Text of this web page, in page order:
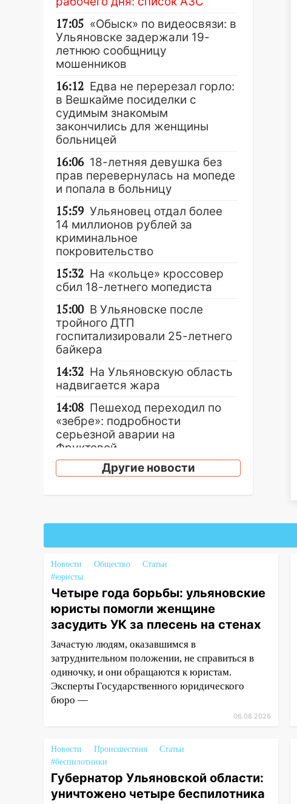
17:05 «Обыск» по видеосвязи: в
Ульяновске задержали 19-
летнюю сообщницу
мошенников
16:12 Едва не перерезал горло:
в Вешкайме посиделки с
судимым знакомым
закончились для женщины
больницей
16:06 18-летняя девушка без
прав перевернулась на мопеде
и попала в больницу
15:59 Ульяновец отдал более
14 миллионов рублей за
криминальное
покровительство
15:32 На «кольце» кроссовер
сбил 18-летнего мопедиста
15:00 В Ульяновске после
тройного ДТП
госпитализировали 25-летнего
байкера
14:32 На Ульяновскую область
надвигается жара
14:08 Пешеход переходил по
«зебре»: подробности
серьезной аварии на
Фруктовой
13:30
В Димитровграде на
велосипеде и попал под колеса
12:18 Вспыхнул изнутри: в
Железнодорожном районе
горела дача
11:33 В Засвияжье под колёса
авто попал мужчина
11:17 В Радищевском районе
сгорели хозяйственные
постройки
10:18 Губернатор Ульяновской
области: уничтожено четыре
беспилотника в регионе
Другие новости
Новости Общество
Статьи
#юристы
Четыре года борьбы: ульяновские
юристы помогли женщине
засудить УК за плесень на стенах
Зачастую людям, оказавшимся в
затруднительном положении, не справиться в
одиночку, и они обращаются к юристам.
Эксперты Государственного юридического
бюро —
06.08.2026
Новости Происшествия
Статьи
#беспилотники
Губернатор Ульяновской области:
уничтожено четыре беспилотника